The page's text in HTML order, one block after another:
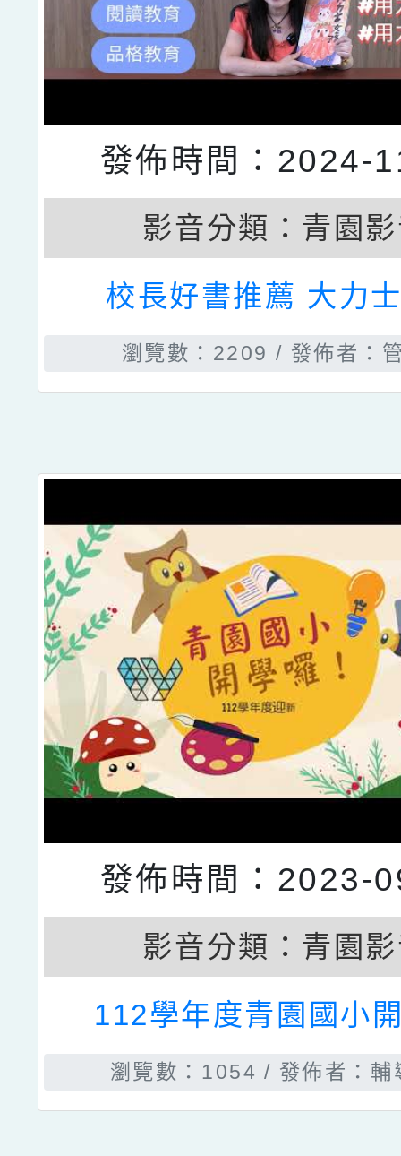
發佈時間：2024-
影音分類： 青園
校長好書推薦 大力
瀏覽數：2209 發佈者：
發佈時間：2023-
影音分類： 青園
112學年度青園國小
瀏覽數：1054 發佈者：輔